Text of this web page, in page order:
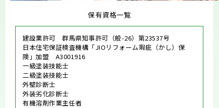
保有資格一覧
建設業許可 群馬県知事許可（般-26）第23537号
日本住宅保証検査機構「JIOリフォーム瑕疵（かし）保
険」加盟 A3001916
一級塗装技能士
二級塗装技能士
外壁診断士
外装劣化診断士
有機溶剤作業主任者